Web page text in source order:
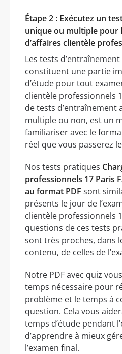
Étape 2 : Exécutez un
unique ou multiple pour
d’affaires clientèle
Les tests
constituent une partie
d’étude pour tout
clientèle professionnels
de tests d’entraînement
multiple ou non, est un
familiariser avec le
réel que vous passerez
Nos tests pratiques
professionnels 17 Paris
au format PDF sont
présents le jour de
clientèle professionnels
questions de ces tests
sont très proches, dans
contenu, de celles de
Notre PDF avec quiz
temps nécessaire pour
problème et le temps à
question. Cela vous
temps d’étude pendant
d’apprendre à mieux
l’examen final.